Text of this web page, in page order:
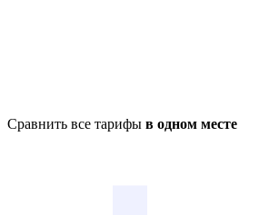
Сравнить все тарифы в одном месте